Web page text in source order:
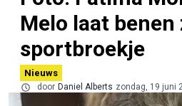
Melo laat benen
sportbroekje
Nieuws
door Daniel Alberts zondag, 19 juni